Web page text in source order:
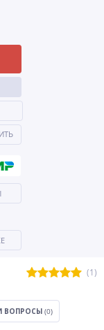
(1)
ВОПРОСЫ (0)